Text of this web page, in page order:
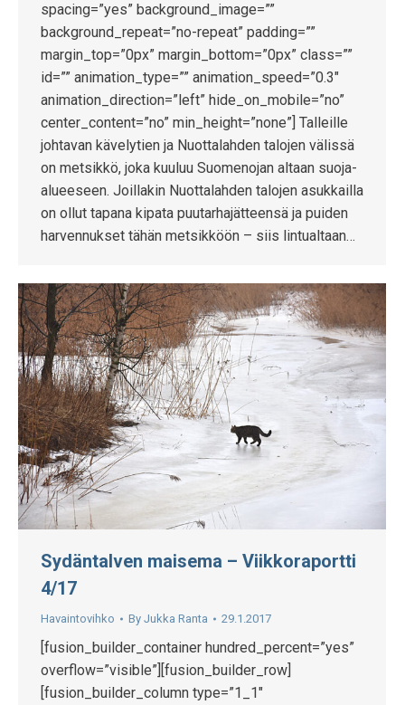
spacing=”yes” background_image=””
background_repeat=”no-repeat” padding=””
margin_top=”0px” margin_bottom=”0px” class=””
id=”” animation_type=”” animation_speed=”0.3″
animation_direction=”left” hide_on_mobile=”no”
center_content=”no” min_height=”none”] Talleille
johtavan kävelytien ja Nuottalahden talojen välissä
on metsikkö, joka kuuluu Suomenojan altaan suoja-
alueeseen. Joillakin Nuottalahden talojen asukkailla
on ollut tapana kipata puutarhajätteensä ja puiden
harvennukset tähän metsikköön – siis lintualtaan…
Sydäntalven maisema – Viikkoraportti
4/17
Havaintovihko By Jukka Ranta 29.1.2017
[fusion_builder_container hundred_percent=”yes”
overflow=”visible”][fusion_builder_row]
[fusion_builder_column type=”1_1″